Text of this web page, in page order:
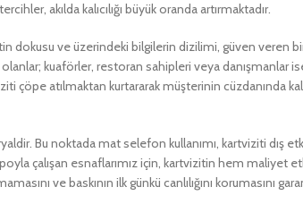
akılda kalıcılığı büyük oranda artırmaktadır.
dokusu ve üzerindeki bilgilerin dizilimi, güven veren
kuaförler, restoran sahipleri veya danışmanlar
çöpe atılmaktan kurtararak müşterinin cüzdanında
Bu noktada mat selefon kullanımı, kartviziti dış
çalışan esnaflarımız için, kartvizitin hem maliyet
ve baskının ilk günkü canlılığını korumasını